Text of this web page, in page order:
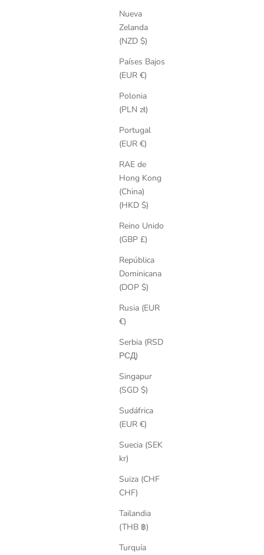
Nueva
Zelanda
(NZD $)
Países Bajos
(EUR €)
Polonia
(PLN zł)
Portugal
(EUR €)
RAE de
Hong Kong
(China)
(HKD $)
Reino Unido
(GBP £)
República
Dominicana
(DOP $)
Rusia (EUR
€)
Serbia (RSD
РСД)
Singapur
(SGD $)
Sudáfrica
(EUR €)
Suecia (SEK
kr)
Suiza (CHF
CHF)
Tailandia
(THB ฿)
Turquía